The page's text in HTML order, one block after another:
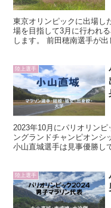
東京オリンピックに出場し
場を目指して3月に行われ
します。 前田穂南選手が
陸上選手
2023年10月にパリオリン
ングランドチャンピオンシ
小山直城選手は見事優勝し
陸上選手